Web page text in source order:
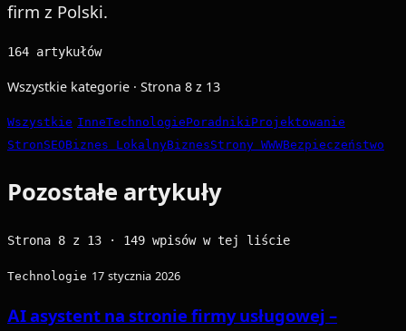
firm z Polski.
164 artykułów
Wszystkie kategorie · Strona 8 z 13
Wszystkie InneTechnologiePoradnikiProjektowanie
StronSEOBiznes LokalnyBiznesStrony WWWBezpieczeństwo
Pozostałe artykuły
Strona 8 z 13 · 149 wpisów w tej liście
Technologie 17 stycznia 2026
AI asystent na stronie firmy usługowej –